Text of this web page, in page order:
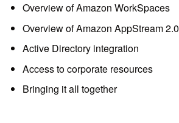
Overview of Amazon WorkSpaces
Overview of Amazon AppStream 2.0
Active Directory integration
Access to corporate resources
Bringing it all together